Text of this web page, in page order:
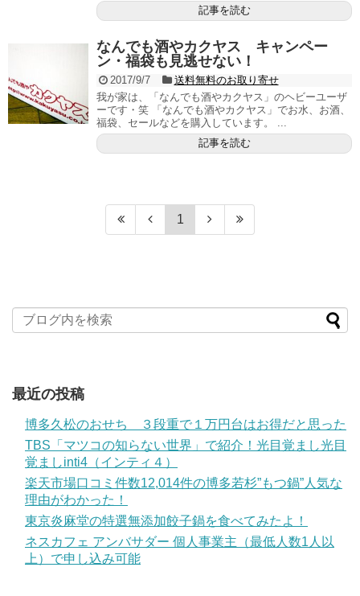
記事を読む
なんでも酒やカクヤス キャンペー
ン・福袋も見逃せない！
2017/9/7
送料無料のお取り寄せ
我が家は、「なんでも酒やカクヤス」のヘビーユーザ
ーです・笑 「なんでも酒やカクヤス」でお水、お酒、
福袋、セールなどを購入しています。 ...
記事を読む
1
最近の投稿
博多久松のおせち ３段重で１万円台はお得だと思った
TBS「マツコの知らない世界」で紹介！光目覚まし光目
覚ましinti4（インティ４）
楽天市場口コミ件数12,014件の博多若杉”もつ鍋”人気な
理由がわかった！
東京炎麻堂の特選無添加餃子鍋を食べてみたよ！
ネスカフェ アンバサダー 個人事業主（最低人数1人以
上）で申し込み可能